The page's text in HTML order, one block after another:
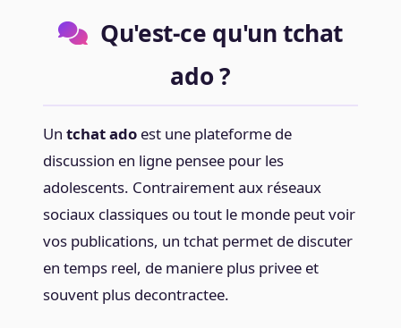
Qu'est-ce qu'un tchat
ado ?
Un tchat ado est une plateforme de
discussion en ligne pensee pour les
adolescents. Contrairement aux réseaux
sociaux classiques ou tout le monde peut voir
vos publications, un tchat permet de discuter
en temps reel, de maniere plus privee et
souvent plus decontractee.